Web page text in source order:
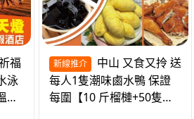
泉
新線推介
每人1隻潮味鹵水鴨 保證
每圍【10 斤榴槤+50隻湛